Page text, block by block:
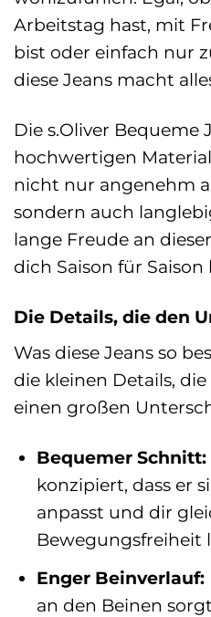
Arbeitstag hast, mit
bist oder einfach nur
diese Jeans macht
Die s.Oliver Bequeme
hochwertigen
nicht nur angenehm
sondern auch
lange Freude an
dich Saison für
Die Details, die den
Was diese Jeans so
die kleinen Details,
einen großen
Bequemer Schnitt:
konzipiert, dass er
anpasst und dir
Bewegungsfreiheit
Enger Beinverlauf:
an den Beinen